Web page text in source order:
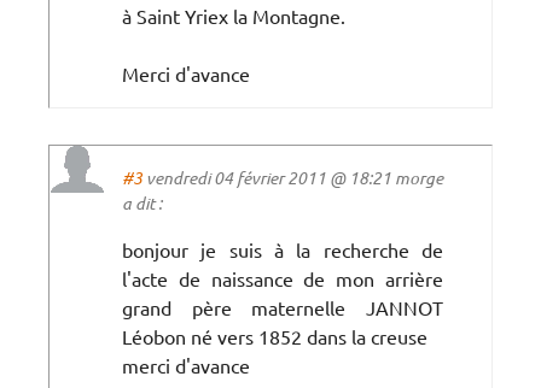
à Saint Yriex la Montagne.
Merci d'avance
#3 vendredi 04 février 2011 @ 18:21 morge
a dit :
bonjour je suis à la recherche de
l'acte de naissance de mon arrière
grand père maternelle JANNOT
Léobon né vers 1852 dans la creuse
merci d'avance